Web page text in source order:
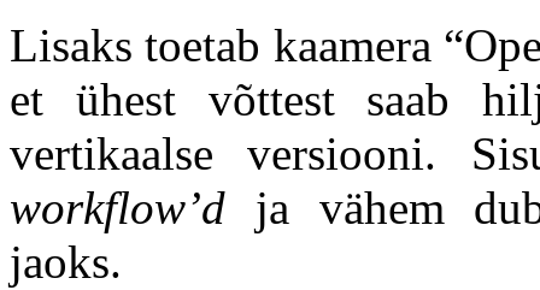
Lisaks toetab kaamera
et ühest võttest saab
vertikaalse versiooni.
workflow’d ja vähem
jaoks.